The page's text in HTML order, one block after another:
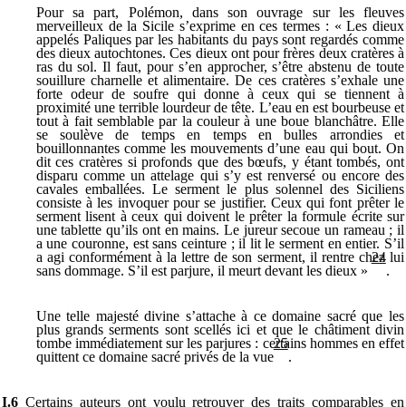
Pour sa part, Polémon, dans son ouvrage sur les fleuves
merveilleux de la Sicile s’exprime en ces termes : « Les dieux
appelés Paliques par les habitants du pays sont regardés comme
des dieux autochtones. Ces dieux ont pour frères deux cratères à
ras du sol. Il faut, pour s’en approcher, s’être abstenu de toute
souillure charnelle et alimentaire. De ces cratères s’exhale une
forte odeur de soufre qui donne à ceux qui se tiennent à
proximité une terrible lourdeur de tête. L’eau en est bourbeuse et
tout à fait semblable par la couleur à une boue blanchâtre. Elle
se soulève de temps en temps en bulles arrondies et
bouillonnantes comme les mouvements d’une eau qui bout. On
dit ces cratères si profonds que des bœufs, y étant tombés, ont
disparu comme un attelage qui s’y est renversé ou encore des
cavales emballées. Le serment le plus solennel des Siciliens
consiste à les invoquer pour se justifier. Ceux qui font prêter le
serment lisent à ceux qui doivent le prêter la formule écrite sur
une tablette qu’ils ont en mains. Le jureur secoue un rameau ; il
a une couronne, est sans ceinture ; il lit le serment en entier. S’il
a agi conformément à la lettre de son serment, il rentre chez lui
sans dommage. S’il est parjure, il meurt devant les dieux »
24
.
Une telle majesté divine s’attache à ce domaine sacré que les
plus grands serments sont scellés ici et que le châtiment divin
tombe immédiatement sur les parjures : certains hommes en effet
quittent ce domaine sacré privés de la vue
25
.
I.6 Certains auteurs ont voulu retrouver des traits comparables en